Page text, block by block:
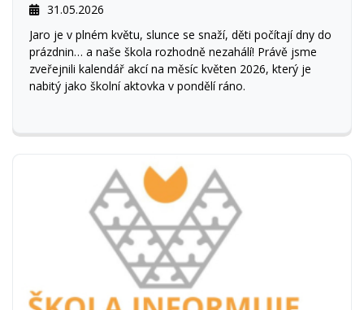
31.05.2026
Jaro je v plném květu, slunce se snaží, děti počítají dny do
prázdnin… a naše škola rozhodně nezahálí! Právě jsme
zveřejnili kalendář akcí na měsíc květen 2026, který je
nabitý jako školní aktovka v pondělí ráno.